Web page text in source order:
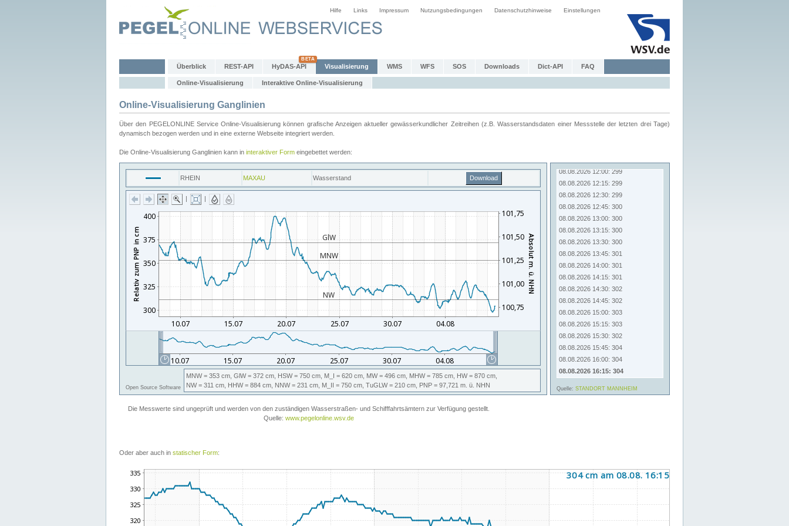
Hilfe Links Impressum Nutzungsbedingungen Datenschutzhinweise Einstellungen
Überblick REST-API HyDAS-API Visualisierung WMS WFS SOS Downloads Dict-API FAQ
Online-Visualisierung Interaktive Online-Visualisierung
Online-Visualisierung Ganglinien
Über den PEGELONLINE Service Online-Visualisierung können grafische Anzeigen aktueller gewässerkundlicher Zeitreihen (z.B. Wasserstandsdaten einer Messstelle der letzten drei Tage)
dynamisch bezogen werden und in eine externe Webseite integriert werden.
Die Online-Visualisierung Ganglinien kann in interaktiver Form eingebettet werden:
Oder aber auch in statischer Form: